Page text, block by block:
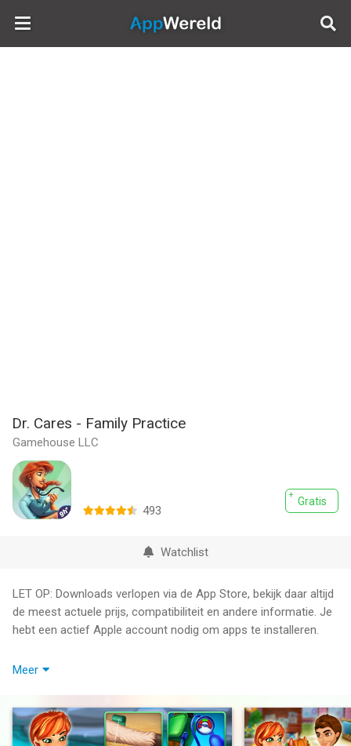
AppWereld
Dr. Cares - Family Practice
Gamehouse LLC
Gratis
493
Watchlist
LET OP: Downloads verlopen via de App Store, bekijk daar altijd
de meest actuele prijs, compatibiliteit en andere informatie. Je
hebt een actief Apple account nodig om apps te installeren.
Speel GRATIS met advertenties of upgrade in de GameHouse+
Amy’s moeder is weer in de stad en Amy moet kiezen tussen
Meer